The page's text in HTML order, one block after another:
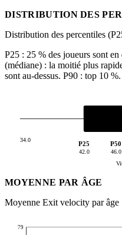
DISTRIBUTION DES
Distribution des percentiles
P25 : 25 % des joueurs sont en
(médiane) : la moitié plus
sont au-dessus. P90 : top 10 %.
34.0
P25
42.0
P50
46.0
MOYENNE PAR ÂGE
Moyenne Exit velocity par âge
79